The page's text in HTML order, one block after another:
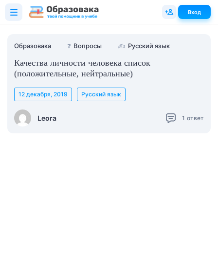
Образовака ❓ Вопросы ✍ Русский язык
Качества личности человека список
(положительные, нейтральные)
Leora
12 декабря, 2019 Русский язык
1 ответ
Вход